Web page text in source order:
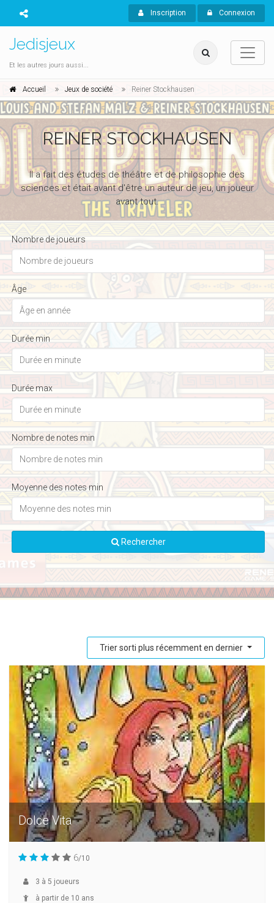
Inscription Connexion
Jedisjeux
Et les autres jours aussi...
Accueil Jeux de société Reiner Stockhausen
REINER STOCKHAUSEN
Il a fait des études de théâtre et de philosophie des
sciences et était avant d'être un auteur de jeu, un joueur
avant tout.
Nombre de joueurs
Âge
Durée min
Durée max
Nombre de notes min
Moyenne des notes min
Rechercher
Trier sorti plus récemment en dernier
Dolce Vita
6/10
3 à 5 joueurs
à partir de 10 ans